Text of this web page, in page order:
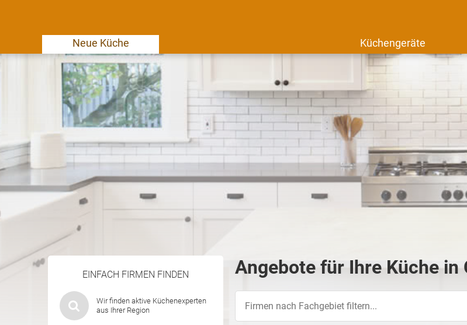
Neue Küche Küchengeräte
EINFACH FIRMEN FINDEN
Wir finden aktive Küchenexperten
aus Ihrer Region
Angebote für Ihre Küche in